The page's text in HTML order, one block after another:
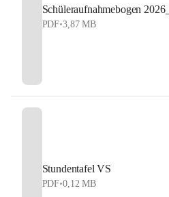
Schüleraufnahmebogen
PDF•3,87 MB
Stundentafel VS
PDF•0,12 MB